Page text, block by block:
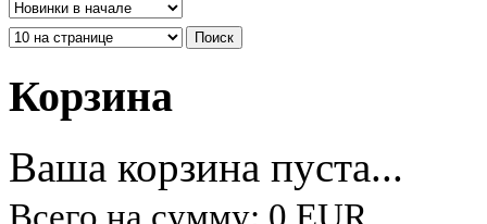
Корзина
Ваша корзина пуста...
Всего на сумму: 0 EUR